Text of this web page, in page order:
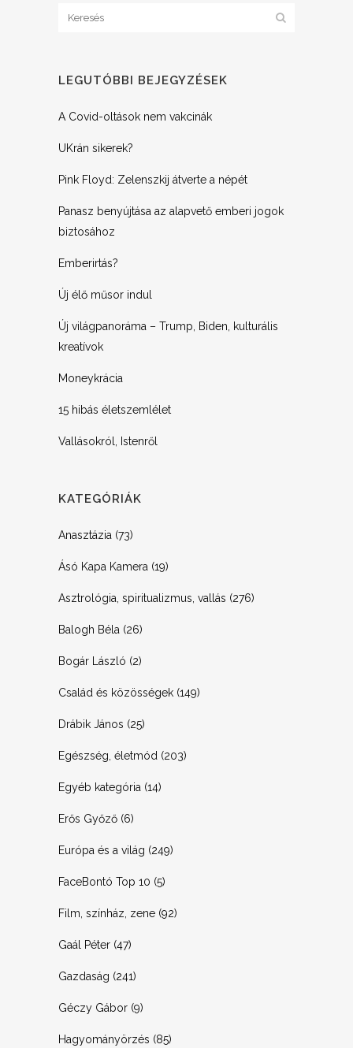
LEGUTÓBBI BEJEGYZÉSEK
A Covid-oltások nem vakcinák
UKrán sikerek?
Pink Floyd: Zelenszkij átverte a népét
Panasz benyújtása az alapvető emberi jogok
biztosához
Emberirtás?
Új élő műsor indul
Új világpanoráma – Trump, Biden, kulturális
kreatívok
Moneykrácia
15 hibás életszemlélet
Vallásokról, Istenről
KATEGÓRIÁK
Anasztázia (73)
Ásó Kapa Kamera (19)
Asztrológia, spiritualizmus, vallás (276)
Balogh Béla (26)
Bogár László (2)
Család és közösségek (149)
Drábik János (25)
Egészség, életmód (203)
Egyéb kategória (14)
Erős Győző (6)
Európa és a világ (249)
FaceBontó Top 10 (5)
Film, színház, zene (92)
Gaál Péter (47)
Gazdaság (241)
Géczy Gábor (9)
Hagyományörzés (85)